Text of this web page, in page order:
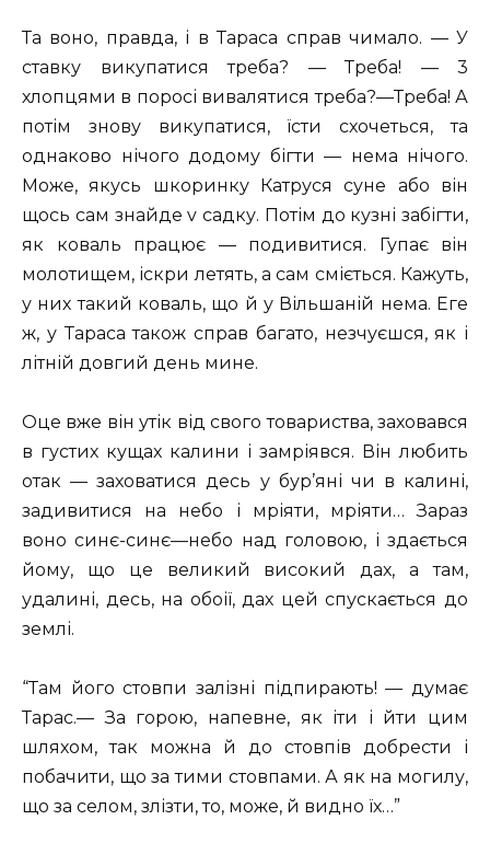
Та воно, правда, і в Тараса справ чимало. — У
ставку викупатися треба? — Треба! — 3
хлопцями в поросі вивалятися треба?—Треба! А
потім знову викупатися, їсти схочеться, та
однаково нічого додому бігти — нема нічого.
Може, якусь шкоринку Катруся суне або він
щось сам знайде v садку. Потім до кузні забігти,
як коваль працює — подивитися. Гупає він
молотищем, іскри летять, а сам сміється. Кажуть,
у них такий коваль, що й у Вільшаній нема. Еге
ж, у Тараса також справ багато, незчуєшся, як і
літній довгий день мине.
Оце вже він утік від свого товариства, заховався
в густих кущах калини і замріявся. Він любить
отак — заховатися десь у бур’яні чи в калині,
задивитися на небо і мріяти, мріяти… Зараз
воно синє-синє—небо над головою, і здається
йому, що це великий високий дах, а там,
удалині, десь, на обоії, дах цей спускається до
землі.
“Там його стовпи залізні підпирають! — думає
Тарас.— За горою, напевне, як іти і йти цим
шляхом, так можна й до стовпів добрести і
побачити, що за тими стовпами. А як на могилу,
що за селом, злізти, то, може, й видно їх…”